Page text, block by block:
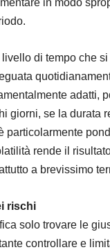
in modo
di tempo che
adatti,
giorni, se la durata
particolarmente
rende il
a brevissimo
rischi
solo trovare le
controllare e